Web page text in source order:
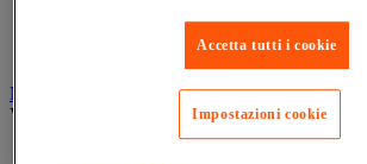
Lubrificante e sbloccante
Marcatura
Vedi tutte le categorie
Accetta tutti i cookie
Impostazioni cookie